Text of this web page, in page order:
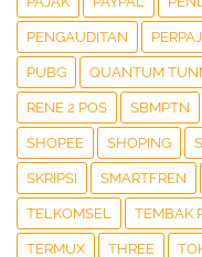
PENGAUDITAN
PUBG QUANTUM
RENE 2 POS SBMPTN
SHOPEE SHOPING
SKRIPSI SMARTFREN
TELKOMSEL TEMBAK
TERMUX THREE